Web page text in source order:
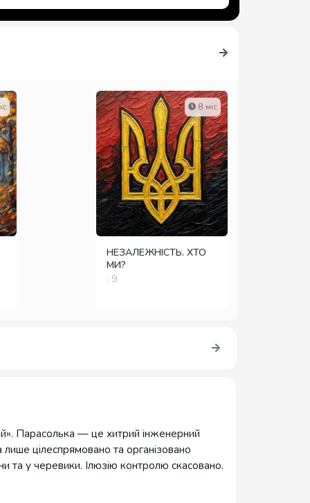
8 міс
НЕЗАЛЕЖНІСТЬ. ХТО
МИ?
: 9
Парасолька — це хитрий інженерний
цілеспрямовано та організовано
та у черевики. Ілюзію контролю скасовано.